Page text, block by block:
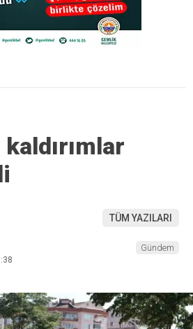
TÜM YAZILARI
Gündem